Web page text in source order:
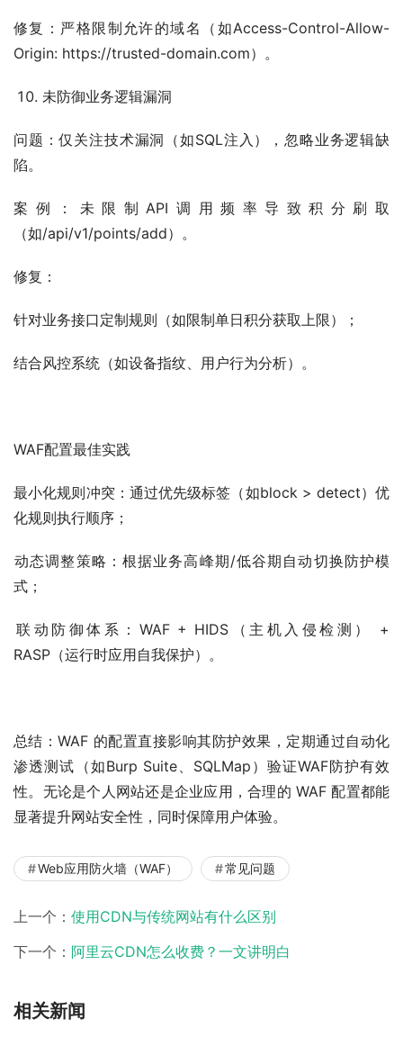
修复：严格限制允许的域名（如Access-Control-Allow-
Origin: https://trusted-domain.com）。
未防御业务逻辑漏洞
问题：仅关注技术漏洞（如SQL注入），忽略业务逻辑缺
陷。
案例：未限制API调用频率导致积分刷取
（如/api/v1/points/add）。
修复：
针对业务接口定制规则（如限制单日积分获取上限）；
结合风控系统（如设备指纹、用户行为分析）。
WAF配置最佳实践​​
​​最小化规则冲突：通过优先级标签（如block > detect）优
化规则执行顺序；
​​动态调整策略：根据业务高峰期/低谷期自动切换防护模
式；
​​联动防御体系：WAF + HIDS（主机入侵检测） +
RASP（运行时应用自我保护）。
总结：WAF 的配置直接影响其防护效果，定期通过自动化
渗透测试​（如Burp Suite、SQLMap）验证WAF防护有效
性。无论是个人网站还是企业应用，合理的 WAF 配置都能
显著提升网站安全性，同时保障用户体验。
Web应用防火墙（WAF） 常见问题
上一个： 使用CDN与传统网站有什么区别
下一个： 阿里云CDN怎么收费？一文讲明白
相关新闻